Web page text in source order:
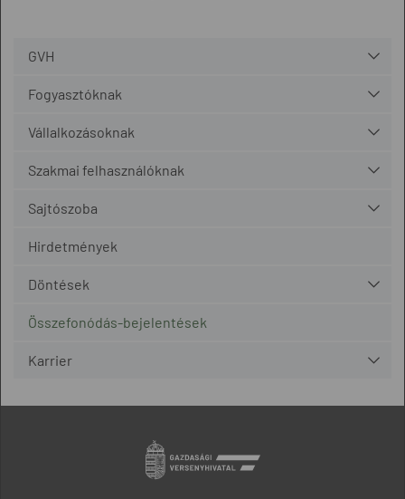
GVH
Fogyasztóknak
Vállalkozásoknak
Szakmai felhasználóknak
Sajtószoba
Hirdetmények
Döntések
Összefonódás-bejelentések
Karrier